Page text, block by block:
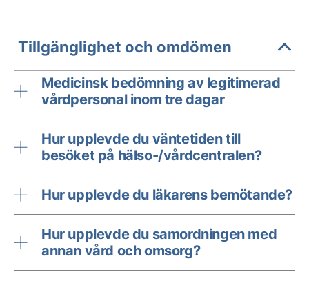
Tillgänglighet och omdömen
Medicinsk bedömning av legitimerad
vårdpersonal inom tre dagar
Hur upplevde du väntetiden till
besöket på hälso-/vårdcentralen?
Hur upplevde du läkarens bemötande?
Hur upplevde du samordningen med
annan vård och omsorg?